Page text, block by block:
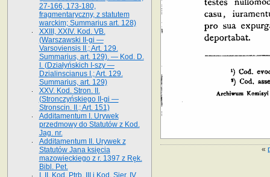
«
27-166, 173-180,
fragmentaryczny, z statutem
warckim; Summarius art. 128)
XXIII, XXIV. Kod. VB.
(Warszawski II-gi —
Varsoviensis II.; Art. 129.
Summarius, art. 129). — Kod. D.
I. (Działyńskich I-szy —
Dzialinscianus I.; Art. 129.
Summarius, art. 129)
XXV. Kod. Stron. II.
(Stronczyńskiego II-gi —
Stronscin. II.; Art. 151)
Additamentum I. Urywek
przedmowy do Statutów z Kod.
Jag. nr.
Additamentum II. Urywek z
Statutów Jana księcia
mazowieckiego z r. 1397 z Ręk.
Bibl. Pet.
I, II. Kod. Ptrb. III i Kod. Sier. IV